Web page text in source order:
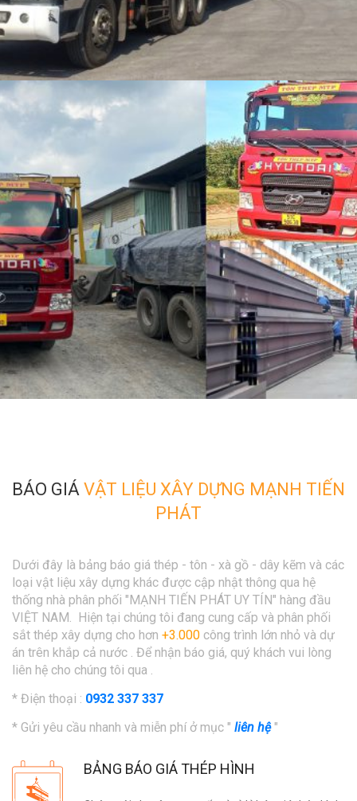
BÁO GIÁ VẬT LIỆU XÂY DỰNG MẠNH TIẾN
PHÁT
Dưới đây là bảng báo giá thép - tôn - xà gồ - dây kẽm và các
loại vật liệu xây dựng khác được cập nhật thông qua hệ
thống nhà phân phối "MẠNH TIẾN PHÁT UY TÍN" hàng đầu
VIỆT NAM. Hiện tại chúng tôi đang cung cấp và phân phối
sắt thép xây dựng cho hơn +3.000 công trình lớn nhỏ và dự
án trên khắp cả nước . Để nhận báo giá, quý khách vui lòng
liên hệ cho chúng tôi qua .
* Điện thoại : 0932 337 337
* Gửi yêu cầu nhanh và miễn phí ở mục " liên hệ "
BẢNG BÁO GIÁ THÉP HÌNH